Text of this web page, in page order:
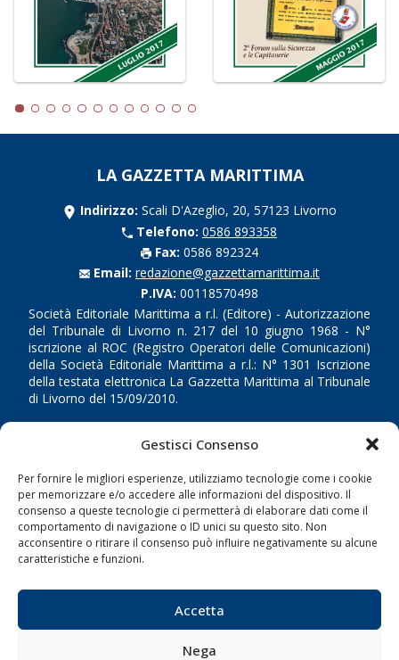
Gestisci Consenso
Per fornire le migliori esperienze, utilizziamo tecnologie come i cookie
per memorizzare e/o accedere alle informazioni del dispositivo. Il
consenso a queste tecnologie ci permetterà di elaborare dati come il
comportamento di navigazione o ID unici su questo sito. Non
acconsentire o ritirare il consenso può influire negativamente su alcune
caratteristiche e funzioni.
Accetta
Nega
LA GAZZETTA MARITTIMA
Indirizzo: Scali D'Azeglio, 20, 57123 Livorno
Telefono: 0586 893358
Fax: 0586 892324
Email: redazione@gazzettamarittima.it
P.IVA: 00118570498
Società Editoriale Marittima a r.l. (Editore) - Autorizzazione
del Tribunale di Livorno n. 217 del 10 giugno 1968 - N°
iscrizione al ROC (Registro Operatori delle Comunicazioni)
della Società Editoriale Marittima a r.l.: N° 1301 Iscrizione
della testata elettronica La Gazzetta Marittima al Tribunale
di Livorno del 15/09/2010.
LINK
Shipping
Porti/Interporti
Trasporti
Sostenibilità
Compagnie di Navigazione
Blue economy